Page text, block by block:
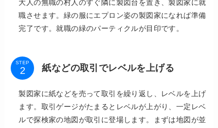
大人の無職の村人のすぐ隣に製図台を置き、製図家に就
職させます。緑の服にエプロン姿の製図家になれば準備
完了です。就職の緑のパーティクルが目印です。
STEP
紙などの取引でレベルを上げる
製図家に紙などを売って取引を繰り返し、レベルを上げ
ます。取引ゲージがたまるとレベルが上がり、一定レベ
ルで探検家の地図が取引に登場します。まずは地図が並